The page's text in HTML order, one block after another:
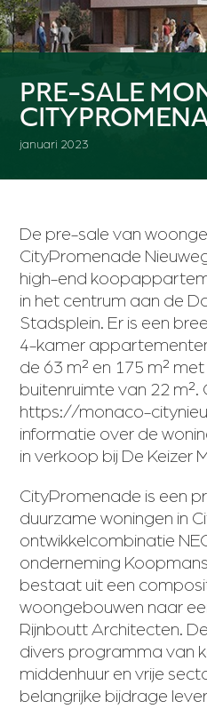
PRE-SALE
januari 2023
De pre-sale van
CityPromenade
high-end
in het centrum aan de
Stadsplein. Er is een
4-kamer
de 63 m² en 175 m²
buitenruimte van 22 m².
https://monaco-
informatie over de
in verkoop bij De Keizer
CityPromenade is een
duurzame woningen in
ontwikkelcombinatie
onderneming
bestaat uit een
woongebouwen naar
Rijnboutt Architecten.
divers programma van
middenhuur en vrije
belangrijke bijdrage